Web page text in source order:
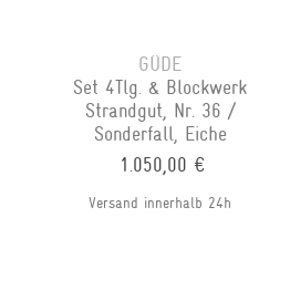
GÜDE
Set 4Tlg. & Blockwerk
Strandgut, Nr. 36 /
Sonderfall, Eiche
1.050,00 €
Versand innerhalb 24h